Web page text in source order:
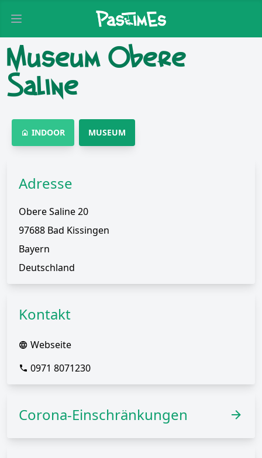
Open main menu
Museum Obere
Saline
INDOOR MUSEUM
Adresse
Obere Saline 20
97688 Bad Kissingen
Bayern
Deutschland
Kontakt
Webseite
0971 8071230
Corona-Einschränkungen